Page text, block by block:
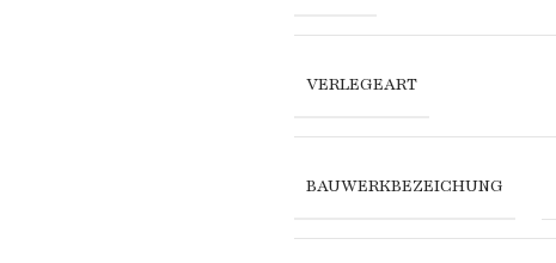
VERLEGEART
BAUWERKBEZEICHUNG